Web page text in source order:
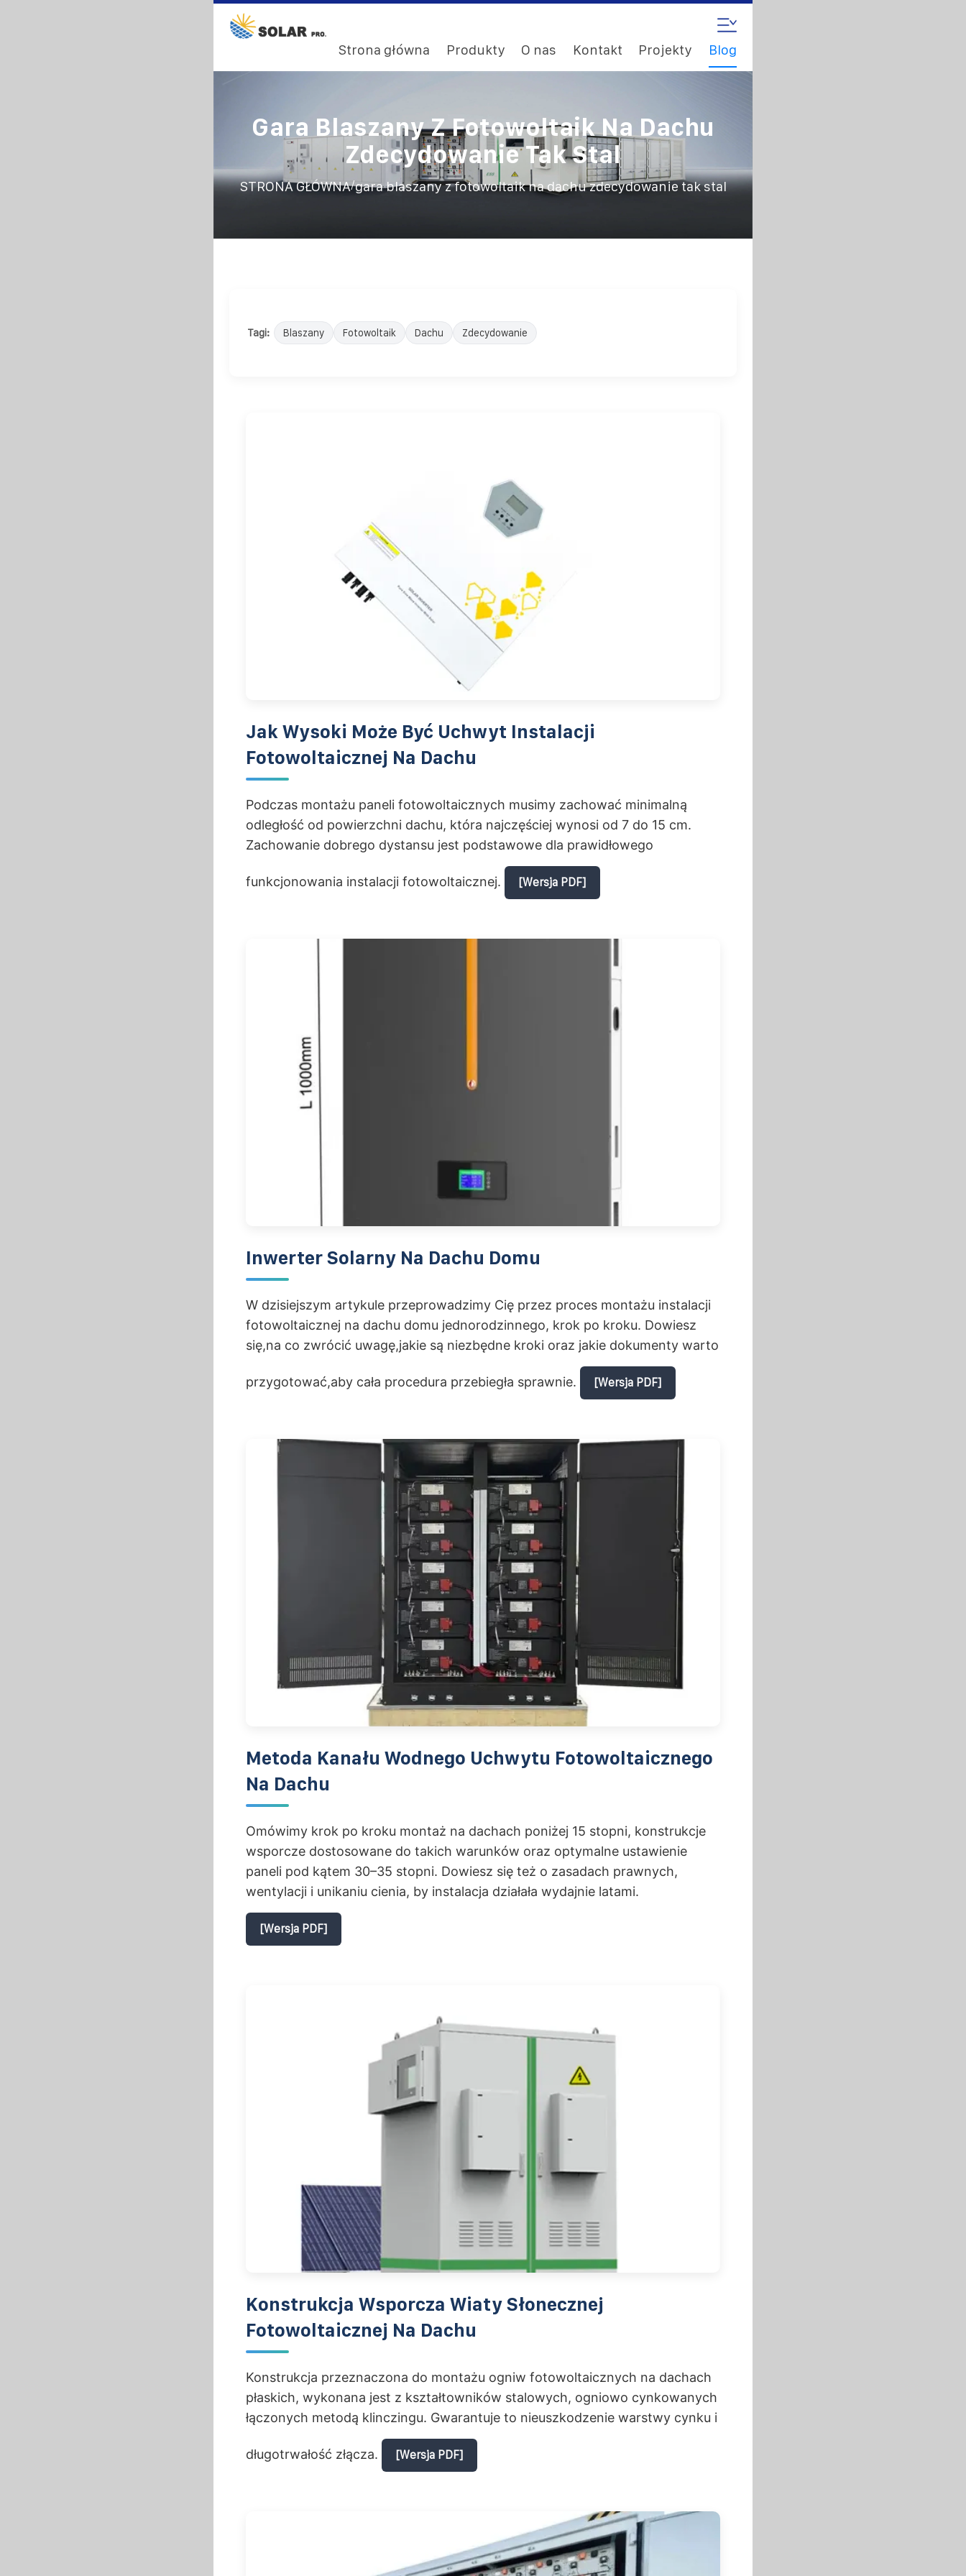
Strona główna Produkty O nas Kontakt Projekty Blog
Gara Blaszany Z Fotowoltaik Na Dachu
Zdecydowanie Tak Stal
STRONA GŁÓWNA/gara blaszany z fotowoltaik na dachu zdecydowanie tak stal
Tagi: Blaszany Fotowoltaik Dachu Zdecydowanie
Jak Wysoki Może Być Uchwyt Instalacji
Fotowoltaicznej Na Dachu
Podczas montażu paneli fotowoltaicznych musimy zachować minimalną
odległość od powierzchni dachu, która najczęściej wynosi od 7 do 15 cm.
Zachowanie dobrego dystansu jest podstawowe dla prawidłowego
funkcjonowania instalacji fotowoltaicznej. [Wersja PDF]
Inwerter Solarny Na Dachu Domu
W dzisiejszym artykule przeprowadzimy Cię przez proces montażu instalacji
fotowoltaicznej na dachu domu jednorodzinnego, krok po kroku. Dowiesz
się,na co zwrócić uwagę,jakie są niezbędne kroki oraz jakie dokumenty warto
przygotować,aby cała procedura przebiegła sprawnie. [Wersja PDF]
Metoda Kanału Wodnego Uchwytu Fotowoltaicznego
Na Dachu
Omówimy krok po kroku montaż na dachach poniżej 15 stopni, konstrukcje
wsporcze dostosowane do takich warunków oraz optymalne ustawienie
paneli pod kątem 30–35 stopni. Dowiesz się też o zasadach prawnych,
wentylacji i unikaniu cienia, by instalacja działała wydajnie latami.
[Wersja PDF]
Konstrukcja Wsporcza Wiaty Słonecznej
Fotowoltaicznej Na Dachu
Konstrukcja przeznaczona do montażu ogniw fotowoltaicznych na dachach
płaskich, wykonana jest z kształtowników stalowych, ogniowo cynkowanych
łączonych metodą klinczingu. Gwarantuje to nieuszkodzenie warstwy cynku i
długotrwałość złącza. [Wersja PDF]